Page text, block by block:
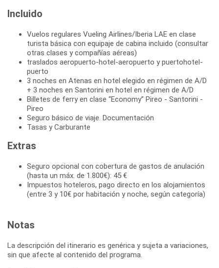
Incluido
Vuelos regulares Vueling Airlines/Iberia LAE en clase
turista básica con equipaje de cabina incluido (consultar
otras clases y compañías aéreas)
traslados aeropuerto-hotel-aeropuerto y puertohotel-
puerto
3 noches en Atenas en hotel elegido en régimen de A/D
+ 3 noches en Santorini en hotel en régimen de A/D
Billetes de ferry en clase “Economy” Pireo - Santorini -
Pireo
Seguro básico de viaje. Documentación
Tasas y Carburante
Extras
Seguro opcional con cobertura de gastos de anulación
(hasta un máx. de 1.800€): 45 €
Impuestos hoteleros, pago directo en los alojamientos
(entre 3 y 10€ por habitación y noche, según categoría)
Notas
La descripción del itinerario es genérica y sujeta a variaciones,
sin que afecte al contenido del programa.